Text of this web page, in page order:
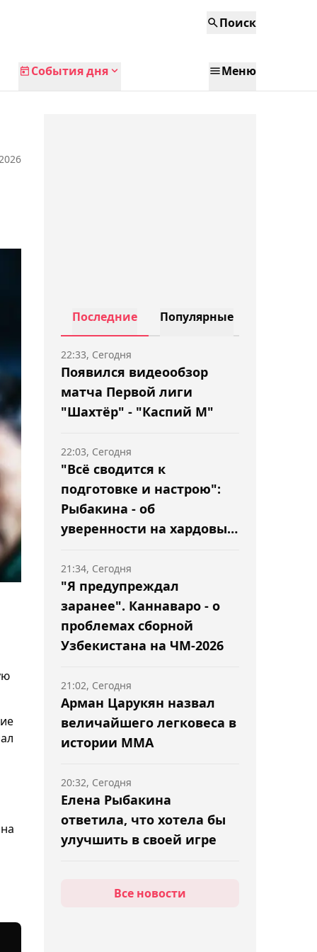
Поиск
События дня Меню
Последние Популярные
Появился видеообзор
матча Первой лиги
"Шахтёр" - "Каспий М"
22:33, Сегодня
"Всё сводится к
подготовке и настрою":
Рыбакина - об
уверенности на хардовых
22:03, Сегодня
"Я предупреждал
заранее". Каннаваро - о
проблемах сборной
Узбекистана на ЧМ-2026
21:34, Сегодня
Арман Царукян назвал
величайшего легковеса в
истории ММА
21:02, Сегодня
Елена Рыбакина
ответила, что хотела бы
улучшить в своей игре
20:32, Сегодня
"Шахтёр" обыграл
Все новости